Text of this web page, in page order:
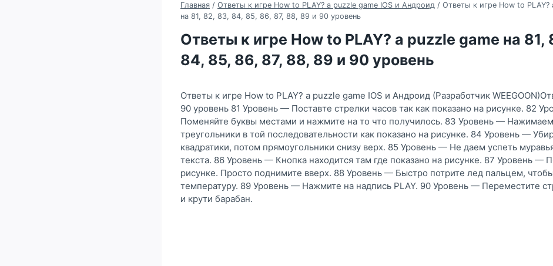
Главная / Ответы к игре How to PLAY? a puzzle game IOS и Андроид / Ответы к игре How to PLAY?
на 81, 82, 83, 84, 85, 86, 87, 88, 89 и 90 уровень
Ответы к игре How to PLAY? a puzzle game на 81,
84, 85, 86, 87, 88, 89 и 90 уровень
Ответы к игре How to PLAY? a puzzle game IOS и Андроид (Разработчик
90 уровень 81 Уровень — Поставте стрелки часов так как показано на рисунке. 82
Поменяйте буквы местами и нажмите на то что получилось. 83 Уровень —
треугольники в той последовательности как показано на рисунке. 84 Уровень —
квадратики, потом прямоугольники снизу верх. 85 Уровень — Не даем успеть
текста. 86 Уровень — Кнопка находится там где показано на рисунке. 87 Уровень —
рисунке. Просто поднимите вверх. 88 Уровень — Быстро потрите лед пальцем,
температуру. 89 Уровень — Нажмите на надпись PLAY. 90 Уровень — Переместите
и крути барабан.